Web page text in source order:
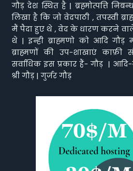
गौड़ देश स्थित है | ब्रह्मोत्पत्ति
लिखा है कि जो वेदपाठी , तपस्वी
मैं पैदा हुए थे , वेद के धारण करने वाले
थे | इन्ही ब्राह्मणो को आदि गौड़
ब्राह्मणों की उप-शाखाएं
सर्वाधिक इस प्रकार हैं- गौड़ |
श्री गौड़ | गुर्जर गौड़